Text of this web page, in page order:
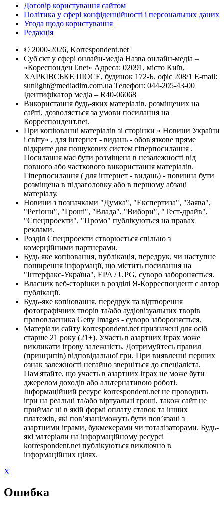
Договір користування сайтом
Політика у сфері конфіденційності і персональних даних
Угода щодо користування
Редакція
© 2000-2026, Korrespondent.net
Суб'єкт у сфері онлайн-медіа Назва онлайн-медіа –
«КореспонденТ.net» Адреса: 02091, місто Київ,
ХАРКІВСЬКЕ ШОСЕ, будинок 172-Б, офіс 208/1 E-mail:
sunlight@mediadim.com.ua Телефон: 044-205-43-00
Ідентифікатор медіа – R40-06068
Використання будь-яких матеріалів, розміщених на
сайті, дозволяється за умови посилання на
Корреспондент.net.
При копіюванні матеріалів зі сторінки « Новини України
і світу» , для інтернет - видань - обов'язкове пряме
відкрите для пошукових систем гіперпосилання .
Посилання має бути розміщена в незалежності від
повного або часткового використання матеріалів.
Гіперпосилання ( для інтернет - видань) - повинна бути
розміщена в підзаголовку або в першому абзаці
матеріалу.
Новини з позначками "Думка", "Експертиза", "Заява",
"Регіони", "Гроші", "Влада", "Вибори", "Тест-драйв",
"Спецпроекти", "Промо" публікуються на правах
реклами.
Розділ Спецпроекти створюється спільно з
комерційними партнерами.
Будь яке копіювання, публікація, передрук, чи наступне
поширення інформації, що містить посилання на
"Інтерфакс-Україна", EPA / UPG, суворо забороняється.
Власник веб-сторінки в розділі Я-Корреспондент є автор
публікації.
Будь-яке копіювання, передрук та відтворення
фотографічних творів та/або аудіовізуальних творів
правовласника Getty Images - суворо забороняється.
Матеріали сайту korrespondent.net призначені для осіб
старше 21 року (21+). Участь в азартних іграх може
викликати ігрову залежність. Дотримуйтесь правил
(принципів) відповідальної гри. При виявленні перших
ознак залежності негайно зверніться до спеціаліста.
Пам'ятайте, що участь в азартних іграх не може бути
джерелом доходів або альтернативою роботі.
Інформаційний ресурс korrespondent.net не проводить
ігри на реальні та/або віртуальні гроші, також сайт не
приймає ні в якій формі оплату ставок та інших
платежів, які пов’язані/можуть бути пов’язані з
азартними іграми, букмекерами чи тоталізаторами. Будь-
які матеріали на інформаційному ресурсі
korrespondent.net публікуються виключно в
інформаційних цілях.
X
Ошибка